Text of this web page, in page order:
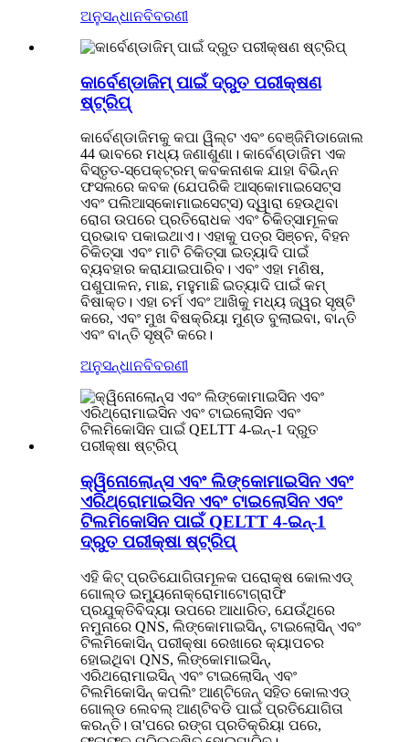
ଅନୁସନ୍ଧାନବିବରଣୀ
କାର୍ବେଣ୍ଡାଜିମ୍ ପାଇଁ ଦ୍ରୁତ ପରୀକ୍ଷଣ
ଷ୍ଟ୍ରିପ୍
କାର୍ବେଣ୍ଡାଜିମକୁ କପା ୱିଲ୍ଟ ଏବଂ ବେଞ୍ଜିମିଡାଜୋଲ
44 ଭାବରେ ମଧ୍ୟ ଜଣାଶୁଣା। କାର୍ବେଣ୍ଡାଜିମ ଏକ
ବିସ୍ତୃତ-ସ୍ପେକ୍ଟ୍ରମ୍ କବକନାଶକ ଯାହା ବିଭିନ୍ନ
ଫସଲରେ କବକ (ଯେପରିକି ଆସ୍କୋମାଇସେଟ୍ସ
ଏବଂ ପଲିଆସ୍କୋମାଇସେଟ୍ସ) ଦ୍ୱାରା ହେଉଥିବା
ରୋଗ ଉପରେ ପ୍ରତିରୋଧକ ଏବଂ ଚିକିତ୍ସାମୂଳକ
ପ୍ରଭାବ ପକାଇଥାଏ। ଏହାକୁ ପତ୍ର ସିଞ୍ଚନ, ବିହନ
ଚିକିତ୍ସା ଏବଂ ମାଟି ଚିକିତ୍ସା ଇତ୍ୟାଦି ପାଇଁ
ବ୍ୟବହାର କରାଯାଇପାରିବ। ଏବଂ ଏହା ମଣିଷ,
ପଶୁପାଳନ, ମାଛ, ମହୁମାଛି ଇତ୍ୟାଦି ପାଇଁ କମ୍
ବିଷାକ୍ତ। ଏହା ଚର୍ମ ଏବଂ ଆଖିକୁ ମଧ୍ୟ ଜ୍ୱର ସୃଷ୍ଟି
କରେ, ଏବଂ ମୁଖ ବିଷକ୍ରିୟା ମୁଣ୍ଡ ବୁଲାଇବା, ବାନ୍ତି
ଏବଂ ବାନ୍ତି ସୃଷ୍ଟି କରେ।
ଅନୁସନ୍ଧାନବିବରଣୀ
କ୍ୱିନୋଲୋନ୍ସ ଏବଂ ଲିଙ୍କୋମାଇସିନ ଏବଂ
ଏରିଥ୍ରୋମାଇସିନ ଏବଂ ଟାଇଲୋସିନ ଏବଂ
ଟିଲମିକୋସିନ ପାଇଁ QELTT 4-ଇନ୍-1
ଦ୍ରୁତ ପରୀକ୍ଷା ଷ୍ଟ୍ରିପ୍
ଏହି କିଟ୍ ପ୍ରତିଯୋଗିତାମୂଳକ ପରୋକ୍ଷ କୋଲଏଡ୍
ଗୋଲ୍ଡ ଇମ୍ୟୁନୋକ୍ରୋମାଟୋଗ୍ରାଫି
ପ୍ରଯୁକ୍ତିବିଦ୍ୟା ଉପରେ ଆଧାରିତ, ଯେଉଁଥିରେ
ନମୁନାରେ QNS, ଲିଙ୍କୋମାଇସିନ୍, ଟାଇଲୋସିନ୍ ଏବଂ
ଟିଲମିକୋସିନ୍ ପରୀକ୍ଷା ରେଖାରେ କ୍ୟାପଚର
ହୋଇଥିବା QNS, ଲିଙ୍କୋମାଇସିନ୍,
ଏରିଥରୋମାଇସିନ୍ ଏବଂ ଟାଇଲୋସିନ୍ ଏବଂ
ଟିଲମିକୋସିନ୍ କପଲିଂ ଆଣ୍ଟିଜେନ୍ ସହିତ କୋଲଏଡ୍
ଗୋଲ୍ଡ ଲେବଲ୍ ଆଣ୍ଟିବଡି ପାଇଁ ପ୍ରତିଯୋଗିତା
କରନ୍ତି। ତା'ପରେ ରଙ୍ଗ ପ୍ରତିକ୍ରିୟା ପରେ,